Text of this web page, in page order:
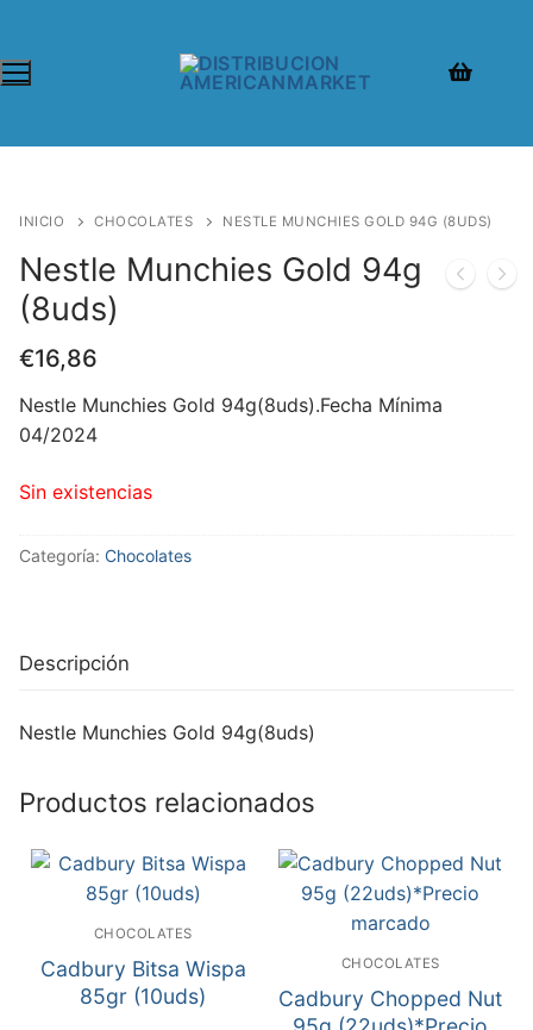
INICIO CHOCOLATES NESTLE MUNCHIES GOLD 94G (8UDS)
Nestle Munchies Gold 94g
(8uds)
€16,86
Nestle Munchies Gold 94g(8uds).Fecha Mínima
04/2024
Sin existencias
Categoría: Chocolates
Descripción
Nestle Munchies Gold 94g(8uds)
Productos relacionados
CHOCOLATES
Cadbury Bitsa Wispa
85gr (10uds)
CHOCOLATES
Cadbury Chopped Nut